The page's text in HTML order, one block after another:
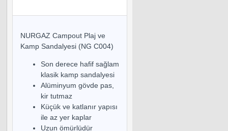
NURGAZ Campout Plaj ve
Kamp Sandalyesi (NG C004)
Son derece hafif sağlam
klasik kamp sandalyesi
Alüminyum gövde pas,
kir tutmaz
Küçük ve katlanır yapısı
ile az yer kaplar
Uzun ömürlüdür